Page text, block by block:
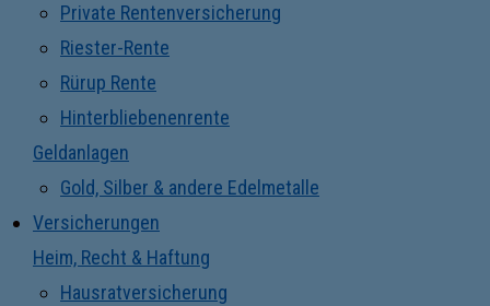
Private Rentenversicherung
Riester-Rente
Rürup Rente
Hinterbliebenenrente
Geldanlagen
Gold, Silber & andere Edelmetalle
Versicherungen
Heim, Recht & Haftung
Hausratversicherung